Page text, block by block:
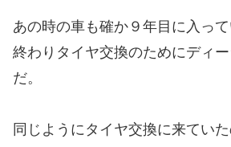
あの時の車も確か９年目に入っ
終わりタイヤ交換のためにディ
だ。
同じようにタイヤ交換に来てい